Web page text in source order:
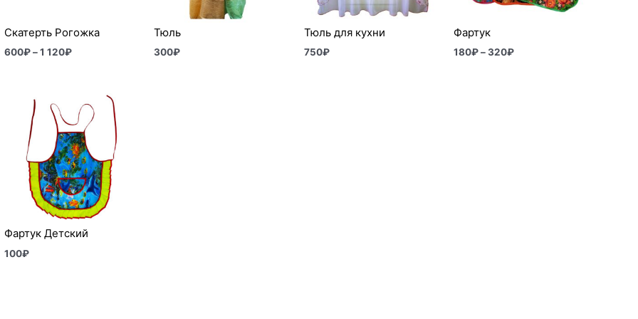
Скатерть Рогожка
600₽ – 1 120₽
Тюль
300₽
Тюль для кухни
750₽
Фартук
180₽ – 320₽
Фартук Детский
100₽